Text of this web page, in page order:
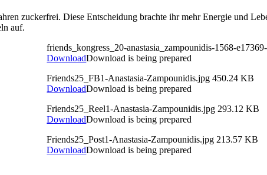
zuckerfrei. Diese Entscheidung brachte ihr mehr Energie und
auf.
friends_kongress_20-anastasia_zampounidis-1568-
DownloadDownload is being prepared
Friends25_FB1-Anastasia-Zampounidis.jpg450.24 KB
DownloadDownload is being prepared
Friends25_Reel1-Anastasia-Zampounidis.jpg 293.12 KB
DownloadDownload is being prepared
Friends25_Post1-Anastasia-Zampounidis.jpg 213.57 KB
DownloadDownload is being prepared